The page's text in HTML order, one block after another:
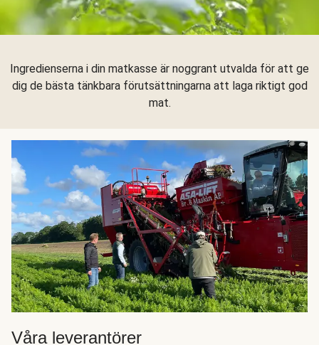
Ingredienserna i din matkasse är noggrant utvalda för att ge
dig de bästa tänkbara förutsättningarna att laga riktigt god
mat.
Våra leverantörer